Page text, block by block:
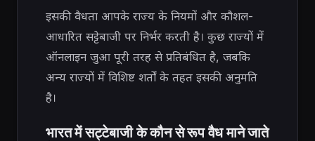
इसकी वैधता आपके राज्य के नियमों और कौशल-
आधारित सट्टेबाजी पर निर्भर करती है। कुछ राज्यों में
ऑनलाइन जुआ पूरी तरह से प्रतिबंधित है, जबकि
अन्य राज्यों में विशिष्ट शर्तों के तहत इसकी अनुमति
है।
भारत में सट्टेबाजी के कौन से रूप वैध माने जाते